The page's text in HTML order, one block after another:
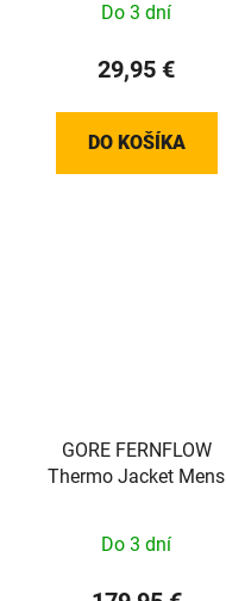
Do 3 dní
29,95 €
DO KOŠÍKA
GORE FERNFLOW
Thermo Jacket Mens
Do 3 dní